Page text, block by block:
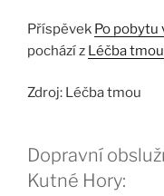
Příspěvek Po pobytu
pochází z Léčba tmou
Zdroj: Léčba tmou
Dopravní
Kutné Hory: